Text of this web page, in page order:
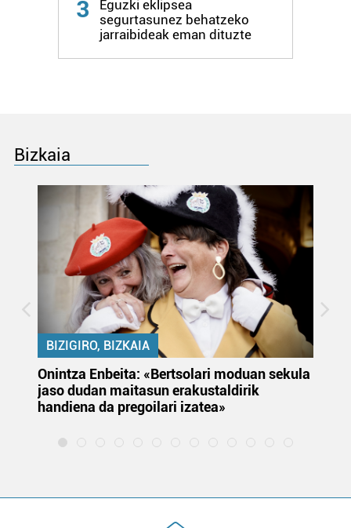
3
Eguzki eklipsea
segurtasunez behatzeko
jarraibideak eman dituzte
Bizkaia
BIZIGIRO, BIZKAIA
Onintza Enbeita: «Bertsolari moduan sekula
jaso dudan maitasun erakustaldirik
handiena da pregoilari izatea»